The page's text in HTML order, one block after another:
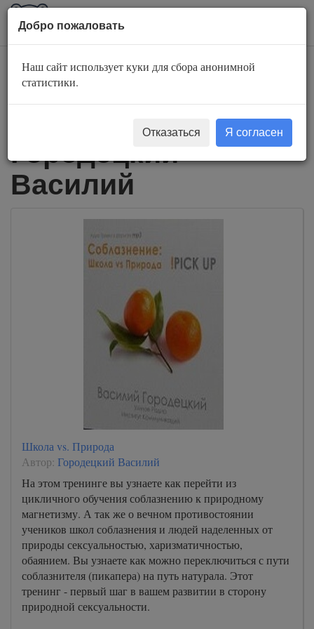
AuBook.org
Слушать
аудиокниги
Городецкий
Василий
Школа vs. Природа
Автор: Городецкий Василий
На этом тренинге вы узнаете как перейти из
цикличного обучения соблазнению к природному
магнетизму. А так же о вечном противостоянии
учеников школ соблазнения и людей наделенных от
природы сексуальностью, харизматичностью,
обаянием. Вы узнаете как можно переключиться с пути
соблазнителя (пикапера) на путь натурала. Этот
тренинг - первый шаг в вашем развитии в сторону
природной сексуальности.
Добро пожаловать
Наш сайт использует куки для сбора анонимной
статистики.
Отказаться Я согласен